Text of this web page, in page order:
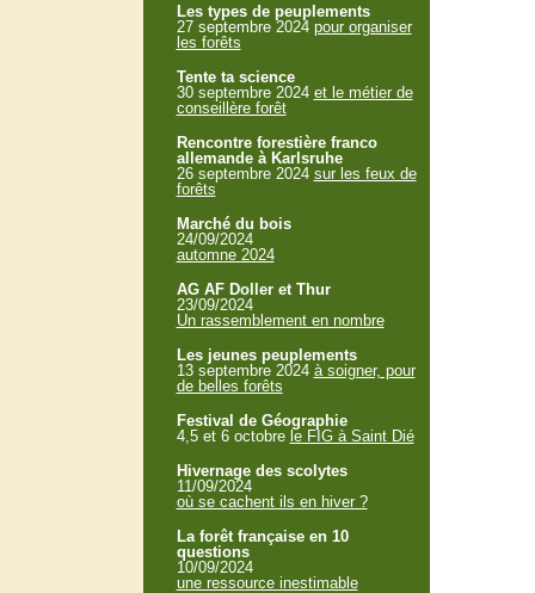
Les types de peuplements
27 septembre 2024 pour organiser
les forêts
Tente ta science
30 septembre 2024 et le métier de
conseillère forêt
Rencontre forestière franco
allemande à Karlsruhe
26 septembre 2024 sur les feux de
forêts
Marché du bois
24/09/2024
automne 2024
AG AF Doller et Thur
23/09/2024
Un rassemblement en nombre
Les jeunes peuplements
13 septembre 2024 à soigner, pour
de belles forêts
Festival de Géographie
4,5 et 6 octobre le FIG à Saint Dié
Hivernage des scolytes
11/09/2024
où se cachent ils en hiver ?
La forêt française en 10
questions
10/09/2024
une ressource inestimable